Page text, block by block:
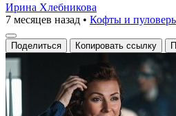
Ирина Хлебникова
7 месяцев назад • Кофты и
Поделиться Копировать ссылку